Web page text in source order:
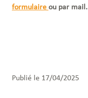
formulaire ou par mail.
Publié le 17/04/2025